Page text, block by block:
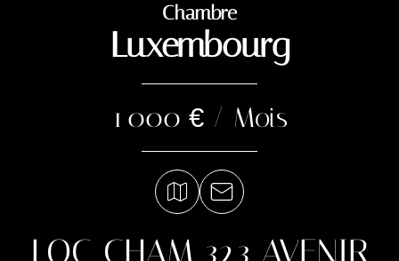
Chambre
Luxembourg
1 000 € / Mois
LOC CHAM 32.3 AVENIR